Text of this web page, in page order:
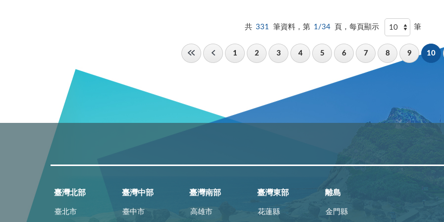
共 331 筆資料，第 1/34 頁，每頁顯示 筆
1 2 3 4 5 6 7 8 9 10
臺灣北部
臺北市
臺灣中部
臺中市
臺灣南部
高雄市
臺灣東部
花蓮縣
離島
金門縣